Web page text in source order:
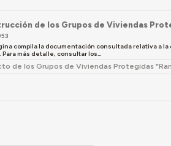
de los Grupos de Viviendas
compila la documentación consultada relativa a
Para más detalle, consultar los...
de los Grupos de Viviendas Protegidas